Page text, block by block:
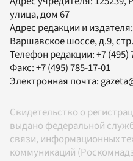
улица, дом 67
Адрес редакции и издателя:
Варшавское шоссе, д.9,
Телефон редакции:+7 (495)
Факс:+7 (495) 785-17-01
Электронная почта:
Свидетельство о
выдано федеральной
связи, информационных
коммуникаций